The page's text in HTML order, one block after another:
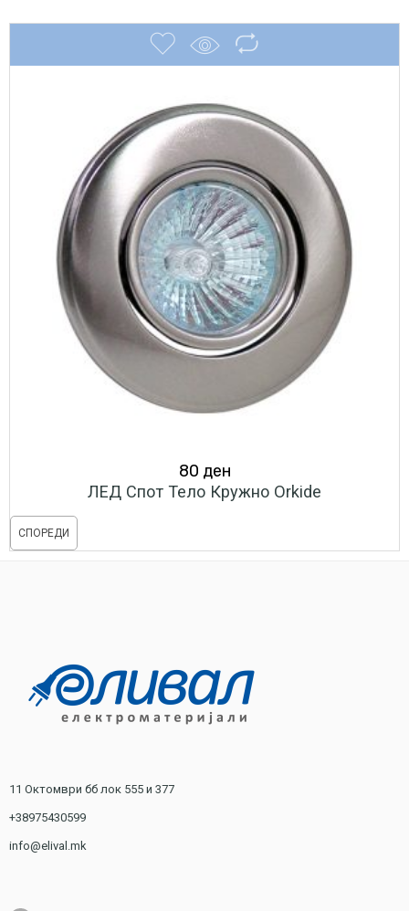
80 ден
ЛЕД Спот Тело Кружно Orkide
СПОРЕДИ
11 Октомври бб лок 555 и 377
+38975430599
info@elival.mk